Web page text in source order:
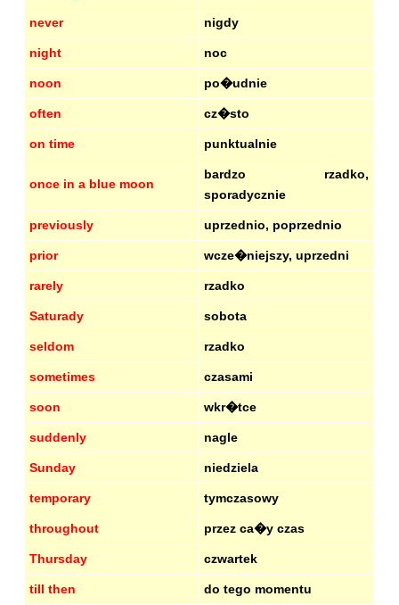
never nigdy
night noc
noon po�udnie
often cz�sto
on time punktualnie
once in a blue moon
bardzo rzadko,
sporadycznie
previously uprzednio, poprzednio
prior wcze�niejszy, uprzedni
rarely rzadko
Saturady sobota
seldom rzadko
sometimes czasami
soon wkr�tce
suddenly nagle
Sunday niedziela
temporary tymczasowy
throughout przez ca�y czas
Thursday czwartek
till then do tego momentu